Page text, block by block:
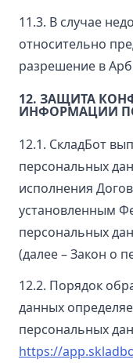
11.3. В случае
относительно
разрешение в
12. ЗАЩИТА
ИНФОРМАЦИИ
12.1. СкладБот
персональных
исполнения
установленным
персональных
(далее – Закон о
12.2. Порядок
данных
персональных
https://